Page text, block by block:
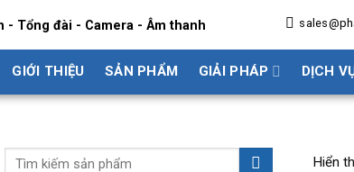
- Tổng đài - Camera - Âm thanh
GIỚI THIỆU SẢN PHẨM GIẢI PHÁP DỊCH
Hiển